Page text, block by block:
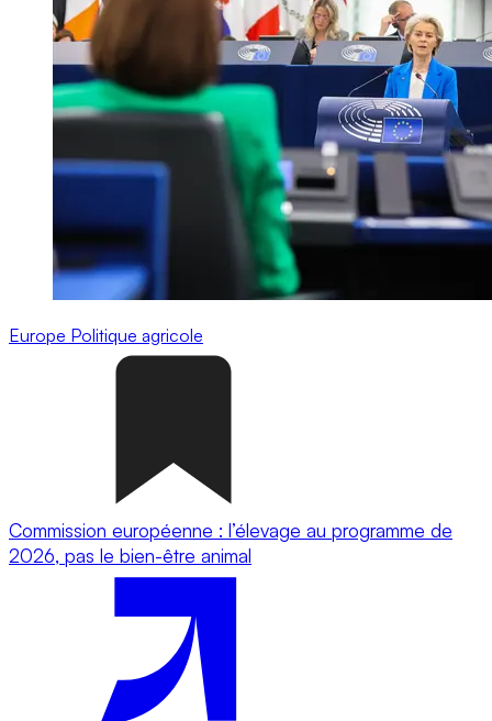
Europe Politique agricole
Commission européenne : l’élevage au programme de
2026, pas le bien-être animal